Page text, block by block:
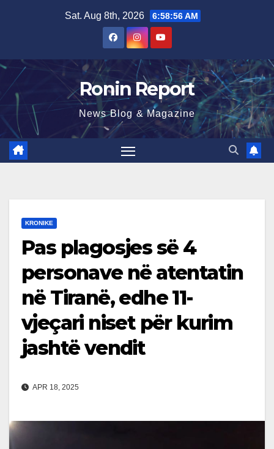
Sat. Aug 8th, 2026 6:58:57 AM
Ronin Report
News Blog & Magazine
KRONIKE
Pas plagosjes së 4
personave në atentatin
në Tiranë, edhe 11-
vjeçari niset për kurim
jashtë vendit
APR 18, 2025